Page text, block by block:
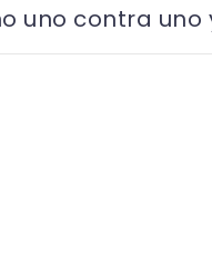
uno contra uno